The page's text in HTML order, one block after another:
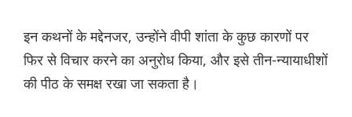
इन कथनों के मद्देनजर, उन्होंने वीपी शांता के कुछ कारणों पर
फिर से विचार करने का अनुरोध किया, और इसे तीन-न्यायाधीशों
की पीठ के समक्ष रखा जा सकता है।